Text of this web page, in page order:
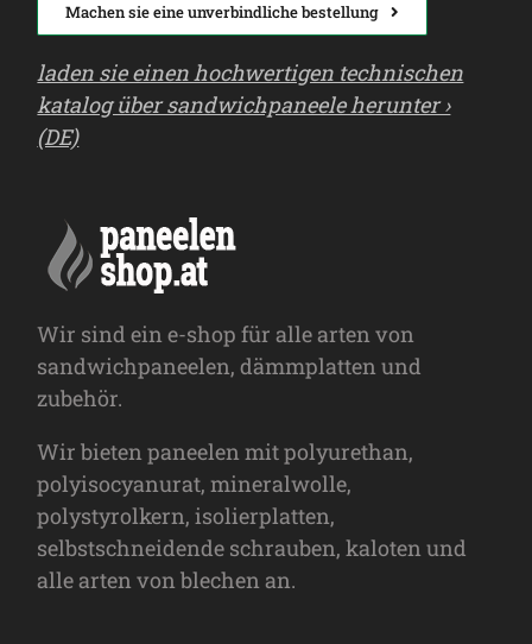
Machen sie eine unverbindliche bestellung
laden sie einen hochwertigen technischen
katalog über sandwichpaneele herunter ›
(DE)
Wir sind ein e-shop für alle arten von
sandwichpaneelen, dämmplatten und
zubehör.
Wir bieten paneelen mit polyurethan,
polyisocyanurat, mineralwolle,
polystyrolkern, isolierplatten,
selbstschneidende schrauben, kaloten und
alle arten von blechen an.